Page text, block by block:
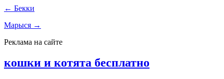
← Бекки
Марыся →
Реклама на сайте
кошки и котята бесплатно